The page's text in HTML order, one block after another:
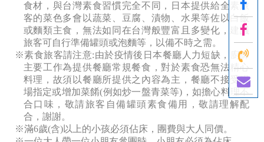
食材，與台灣素食習慣完全不同，日本提供給全素旅
客的菜色多會以蔬菜、豆腐、漬物、水果等佐以白飯
或麵類主食，無法如同在台灣般豐富且多變化，建議
旅客可自行準備罐頭或泡麵等，以備不時之需。
※素食旅客請注意:由於疫情後日本餐廳人力短缺，廚師
主要工作為提供餐廳常規餐食，對於素食恐無法精心
料理，故須以餐廳所提供之內容為主，餐廳不接受現
場指定或增加菜餚(例如炒一盤青菜等)，如擔心料理不
合口味，敬請旅客自備罐頭素食備用，敬請理解配
合，謝謝。
※滿6歲(含)以上的小孩必須佔床，團費與大人同價。